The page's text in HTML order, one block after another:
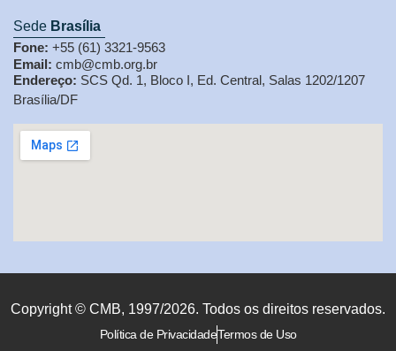
Sede Brasília
Fone: +55 (61) 3321-9563
Email: cmb@cmb.org.br
Endereço: SCS Qd. 1, Bloco I, Ed. Central, Salas 1202/1207
Brasília/DF
Copyright © CMB, 1997/2026. Todos os direitos reservados.
Política de PrivacidadeTermos de Uso